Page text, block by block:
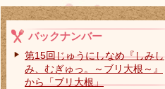
バックナンバー
第15回じゅうにしなめ『しみし
み、むぎゅっ。～ブリ大根～』
から「ブリ大根」